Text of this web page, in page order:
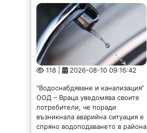
118 | 2026-08-10 09:16:42
"Водоснабдяване и канализация“
ООД – Враца уведомява своите
потребители, че поради
възникнала аварийна ситуация е
спряно водоподаването в района